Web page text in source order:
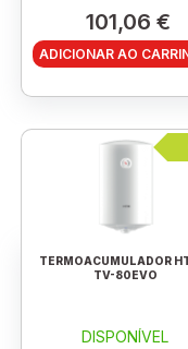
101,06 €
ADICIONAR AO
TERMOACUMULADOR
TV-80EVO
DISPONÍVEL